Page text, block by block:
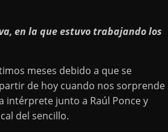
en la que estuvo trabajando los
meses debido a que se
de hoy cuando nos sorprende
intérprete junto a Raúl Ponce y
del sencillo.